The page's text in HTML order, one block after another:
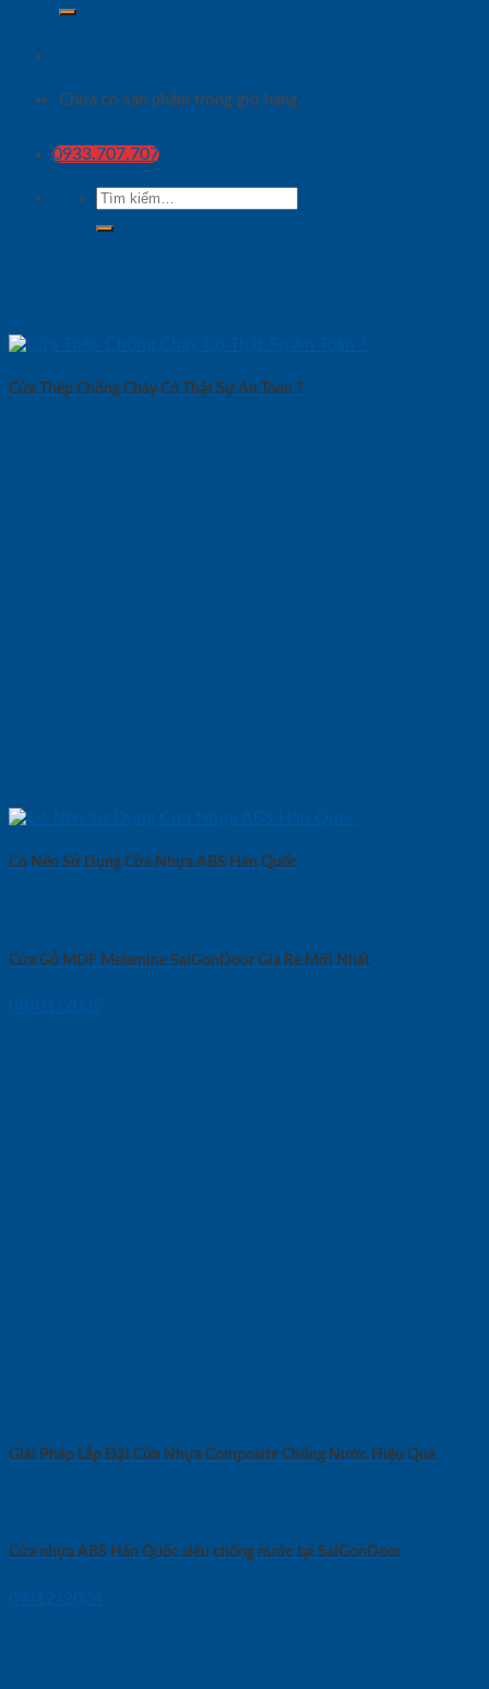
Chưa có sản phẩm trong giỏ hàng.
0933.707.707
Tìm
kiếm:
Cửa Thép Chống Cháy Có Thật Sự An Toàn ?
Có Nên Sử Dụng Cửa Nhựa ABS Hàn Quốc
Cửa Gỗ MDF Melamine SaiGonDoor Gía Rẻ Mới Nhất
08/01/2025
Giải Pháp Lắp Đặt Cửa Nhựa Composite Chống Nước Hiệu Quả
Cửa nhựa ABS Hàn Quốc siêu chống nước tại SaiGonDoor
09/12/2024